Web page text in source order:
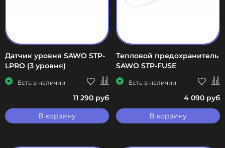
Датчик уровня SAWO STP-
LPRO (3 уровня)
Есть в наличии
11 290 руб
В корзину
Тепловой предохранитель
SAWO STP-FUSE
Есть в наличии
4 090 руб
В корзину